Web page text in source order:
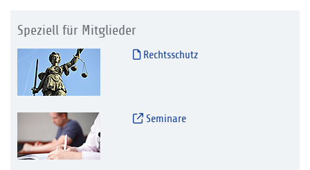
Speziell für Mitglieder
Rechtsschutz
Seminare